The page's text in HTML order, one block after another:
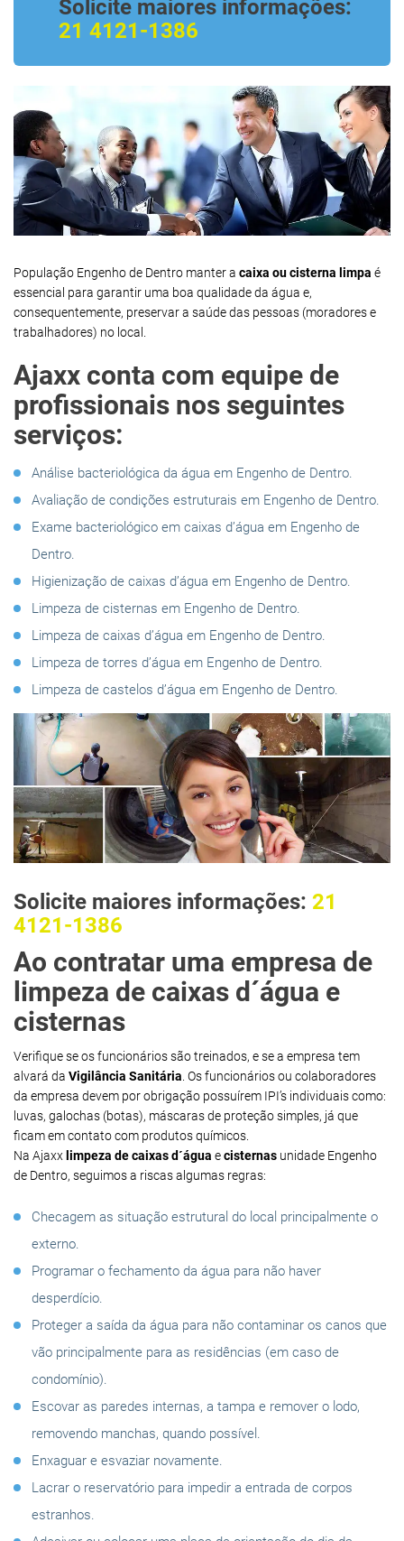
Solicite maiores informações:
21 4121-1386
População Engenho de Dentro manter a caixa ou cisterna limpa é
essencial para garantir uma boa qualidade da água e,
consequentemente, preservar a saúde das pessoas (moradores e
trabalhadores) no local.
Ajaxx conta com equipe de
profissionais nos seguintes
serviços:
Análise bacteriológica da água em Engenho de Dentro.
Avaliação de condições estruturais em Engenho de Dentro.
Exame bacteriológico em caixas d’água em Engenho de
Dentro.
Higienização de caixas d’água em Engenho de Dentro.
Limpeza de cisternas em Engenho de Dentro.
Limpeza de caixas d’água em Engenho de Dentro.
Limpeza de torres d’água em Engenho de Dentro.
Limpeza de castelos d’água em Engenho de Dentro.
Solicite maiores informações: 21
4121-1386
Ao contratar uma empresa de
limpeza de caixas d´água e
cisternas
Verifique se os funcionários são treinados, e se a empresa tem
alvará da Vigilância Sanitária . Os funcionários ou colaboradores
da empresa devem por obrigação possuírem IPI’s individuais como:
luvas, galochas (botas), máscaras de proteção simples, já que
ficam em contato com produtos químicos.
Na Ajaxx limpeza de caixas d´água ecisternas unidade Engenho
de Dentro, seguimos a riscas algumas regras:
Checagem as situação estrutural do local principalmente o
externo.
Programar o fechamento da água para não haver
desperdício.
Proteger a saída da água para não contaminar os canos que
vão principalmente para as residências (em caso de
condomínio).
Escovar as paredes internas, a tampa e remover o lodo,
removendo manchas, quando possível.
Enxaguar e esvaziar novamente.
Lacrar o reservatório para impedir a entrada de corpos
estranhos.